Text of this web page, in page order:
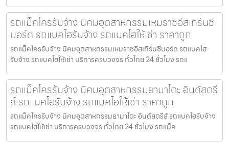
รถแม็คโครรับจ้าง นิคมอุตสาหกรรมเหมราชอีสเทิร์นซี
บอร์ด รถแบคโฮรับจ้าง รถแบคโฮให้เช่า ราคาถูก
รถแม็คโครรับจ้าง นิคมอุตสาหกรรมเหมราชอีสเทิร์นซีบอร์ด รถแบคโฮ
รับจ้าง รถแบคโฮให้เช่า บริการครบวงจร ทั่วไทย 24 ชั่วโมง รถแ
รถแม็คโครรับจ้าง นิคมอุตสาหกรรมยามาโตะ อินดัสตรี
ส์ รถแบคโฮรับจ้าง รถแบคโฮให้เช่า ราคาถูก
รถแม็คโครรับจ้าง นิคมอุตสาหกรรมยามาโตะ อินดัสตรีส์ รถแบคโฮรับจ้าง
รถแบคโฮให้เช่า บริการครบวงจร ทั่วไทย 24 ชั่วโมง รถแม็ค